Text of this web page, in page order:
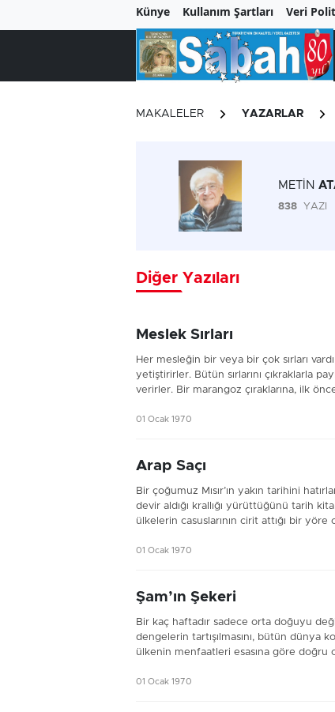
Künye Kullanım Şartları Veri
MAKALELER YAZARLAR
METİN
838 YAZI
Diğer Yazıları
Meslek Sırları
Her mesleğin bir veya bir çok sırları
yetiştirirler. Bütün sırlarını çıkraklarla
verirler. Bir marangoz çıraklarına, ilk
01 Ocak 1970
Arap Saçı
Bir çoğumuz Mısır’ın yakın tarihini
devir aldığı krallığı yürüttüğünü tarih
ülkelerin casuslarının cirit attığı bir yöre
01 Ocak 1970
Şam’ın Şekeri
Bir kaç haftadır sadece orta doğuyu
dengelerin tartışılmasını, bütün dünya
ülkenin menfaatleri esasına göre
01 Ocak 1970